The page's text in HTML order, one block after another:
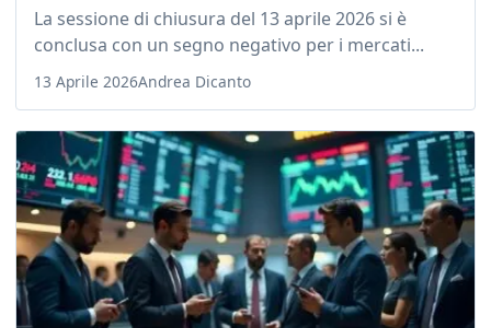
La sessione di chiusura del 13 aprile 2026 si è
conclusa con un segno negativo per i mercati...
13 Aprile 2026Andrea Dicanto